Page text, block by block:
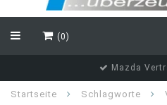
(0)
Mazda
Startseite Schlagworte